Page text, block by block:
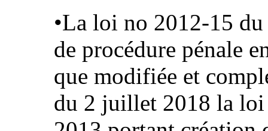
•La loi no 2012-15
de procédure pénale
que modifiée et
du 2 juillet 2018 la